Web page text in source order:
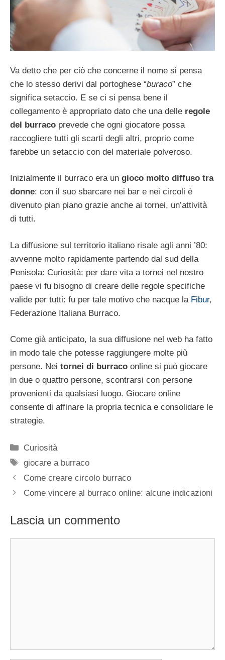
Va detto che per ciò che concerne il nome si pensa
che lo stesso derivi dal portoghese “buraco” che
significa setaccio. E se ci si pensa bene il
collegamento è appropriato dato che una delle regole
del burraco prevede che ogni giocatore possa
raccogliere tutti gli scarti degli altri, proprio come
farebbe un setaccio con del materiale polveroso.
Inizialmente il burraco era un gioco molto diffuso tra
donne: con il suo sbarcare nei bar e nei circoli è
divenuto pian piano grazie anche ai tornei, un’attività
di tutti.
La diffusione sul territorio italiano risale agli anni ’80:
avvenne molto rapidamente partendo dal sud della
Penisola: Curiosità: per dare vita a tornei nel nostro
paese vi fu bisogno di creare delle regole specifiche
valide per tutti: fu per tale motivo che nacque la Fibur,
Federazione Italiana Burraco.
Come già anticipato, la sua diffusione nel web ha fatto
in modo tale che potesse raggiungere molte più
persone. Nei tornei di burraco online si può giocare
in due o quattro persone, scontrarsi con persone
provenienti da qualsiasi luogo. Giocare online
consente di affinare la propria tecnica e consolidare le
strategie.
Categorie
Curiosità
Tag
giocare a burraco
Come creare circolo burraco
Come vincere al burraco online: alcune indicazioni
Lascia un commento